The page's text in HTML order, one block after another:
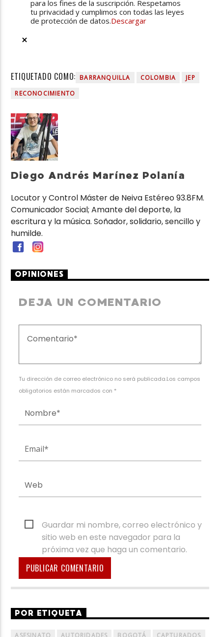
para los fines de la suscripción. Respetamos
tu privacidad y cumplimos con todas las leyes
de protección de datos.Descargar
ETIQUETADO COMO: BARRANQUILLA COLOMBIA
JEP
RECONOCIMIENTO
Diego Andrés Marínez Polanía
Locutor y Control Máster de Neiva Estéreo 93.8FM.
Comunicador Social; Amante del deporte, la
escritura y la música. Soñador, solidario, sencillo y
humilde.
OPINIONES
DEJA UN COMENTARIO
Tu dirección de correo electrónico no será publicada.Los campos
obligatorios están marcados con *
Guardar mi nombre, correo electrónico y
sitio web en este navegador para la
próxima vez que haga un comentario.
POR ETIQUETA
ASESINATO AUTORIDADES BOGOTÁ CAPTURADOS